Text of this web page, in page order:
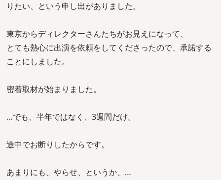
りたい、という申し出がありました。
東京からディレクターさんたちがお見えになって、
とても熱心に出演を依頼をしてくださったので、承諾する
ことにしました。
密着取材が始まりました。
…でも、半年ではなく、3週間だけ。
途中でお断りしたからです。
あまりにも、やらせ、というか、…